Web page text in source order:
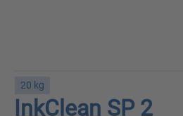
20 kg
InkClean SP 2